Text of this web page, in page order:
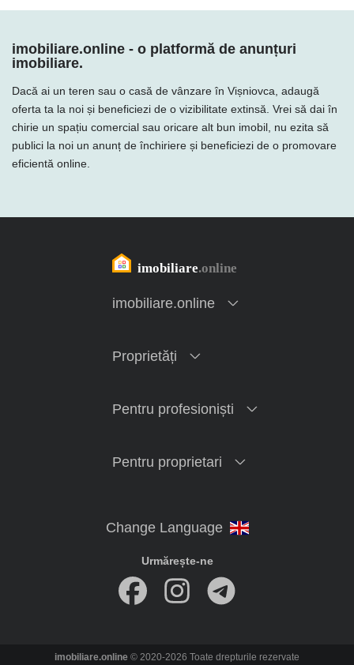
imobiliare.online - o platformă de anunțuri
imobiliare.
Dacă ai un teren sau o casă de vânzare în Vișniovca, adaugă
oferta ta la noi și beneficiezi de o vizibilitate extinsă. Vrei să dai în
chirie un spațiu comercial sau oricare alt bun imobil, nu ezita să
publici la noi un anunț de închiriere și beneficiezi de o promovare
eficientă online.
imobiliare.online
Proprietăți
Pentru profesioniști
Pentru proprietari
Urmărește-ne
imobiliare.online © 2020-2026 Toate drepturile rezervate